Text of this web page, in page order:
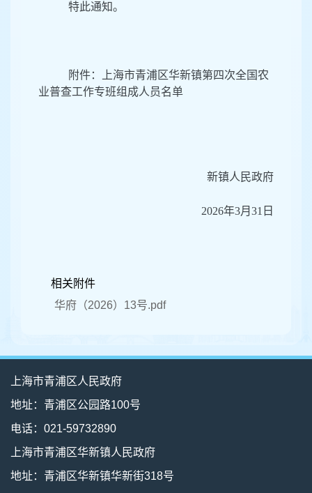
特此通知。
附件：上海市青浦区华新镇第四次全国农
业普查工作专班组成人员名单
新镇人民政府
2026年3月31日
相关附件
华府（2026）13号.pdf
上海市青浦区人民政府
地址：青浦区公园路100号
电话：021-59732890
上海市青浦区华新镇人民政府
地址：青浦区华新镇华新街318号